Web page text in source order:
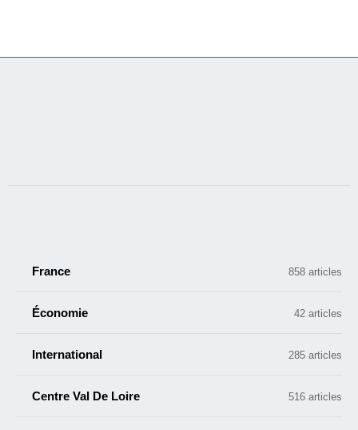
France 858 articles
Économie 42 articles
International 285 articles
Centre Val De Loire 516 articles